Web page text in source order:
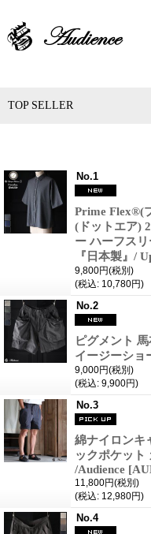
TOP SELLER
No.1
Prime Flex®(
(ドットエア)
ー ハーフス
『日本製』/
9,800円(税別)
(税込: 10,780円)
No.2
ピグメント
イージーショ
9,000円(税別)
(税込: 9,900円)
No.3
綿ナイロンキ
ックポケット
/Audience
11,800円(税別)
(税込: 12,980円)
No.4